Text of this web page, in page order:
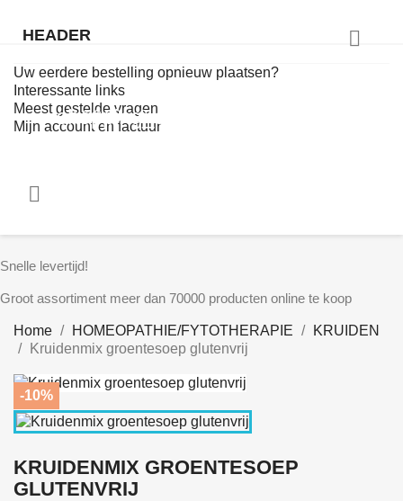
HEADER 
Uw eerdere bestelling opnieuw plaatsen?
Interessante links
Meest gestelde vragen
Mijn account en factuur

shopping_cart
€ 0,00 0
Snelle levertijd!
Groot assortiment meer dan 70000 producten online te koop
Home HOMEOPATHIE/FYTOTHERAPIE
KRUIDEN
Kruidenmix groentesoep glutenvrij
-10%
KRUIDENMIX GROENTESOEP
GLUTENVRIJ